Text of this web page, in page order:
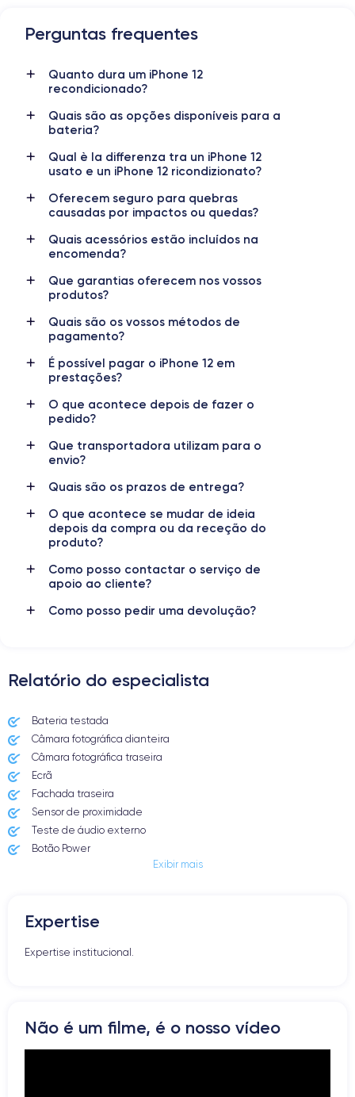
Dimensões e peso do iPhone 12
Data de lançamento
13/10/2020
Sistema operativo
Dimensões
OLED 6,1 polegadas 1170 x 2532 pixels
4 GB 64, 128, 256 GB
Nome do processador
Apple A14 Bionic
Número de núcleos
Nome da GPU
GPU 4-Core
Câmara
4K - 3840x2160px Sim, mínimo 20W
Bateria
2815 mAh
Dual SIM
nanoSIM + eSIM
Rede móvel Desbloqueado
Perguntas frequentes
Quanto dura um iPhone 12
recondicionado?
Quais são as opções disponíveis para a
bateria?
Qual è la differenza tra un iPhone 12
usato e un iPhone 12 ricondizionato?
Oferecem seguro para quebras
causadas por impactos ou quedas?
Quais acessórios estão incluídos na
encomenda?
Que garantias oferecem nos vossos
produtos?
Quais são os vossos métodos de
pagamento?
É possível pagar o iPhone 12 em
prestações?
O que acontece depois de fazer o
pedido?
Que transportadora utilizam para o
envio?
Quais são os prazos de entrega?
O que acontece se mudar de ideia
depois da compra ou da receção do
produto?
Como posso contactar o serviço de
apoio ao cliente?
Como posso pedir uma devolução?
Relatório do especialista
Bateria testada
Câmara fotográfica dianteira
Câmara fotográfica traseira
Ecrã
Fachada traseira
Sensor de proximidade
Teste de áudio externo
Botão Power
Entrada Jack ou Lightening
Altifalante
Botão Home
Vibrador
Prise USB
Exibir mais
Expertise
Expertise institucional.
Não é um filme, é o nosso vídeo